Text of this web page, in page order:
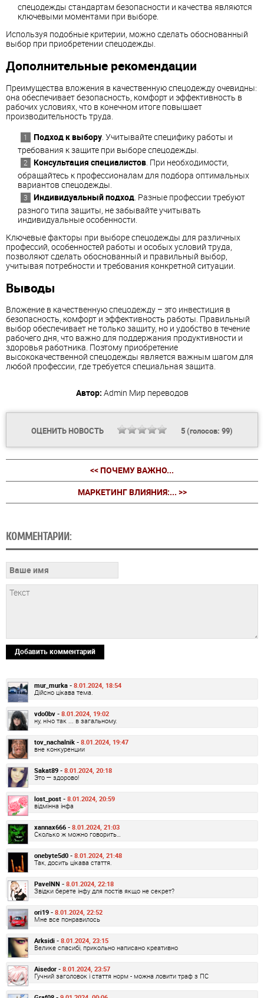
спецодежды стандартам безопасности и качества являются
ключевыми моментами при выборе.
Используя подобные критерии, можно сделать обоснованный
выбор при приобретении спецодежды.
Дополнительные рекомендации
Преимущества вложения в качественную спецодежду очевидны:
она обеспечивает безопасность, комфорт и эффективность в
рабочих условиях, что в конечном итоге повышает
производительность труда.
Подход к выбору . Учитывайте специфику работы и
требования к защите при выборе спецодежды.
Консультация специалистов . При необходимости,
обращайтесь к профессионалам для подбора оптимальных
вариантов спецодежды.
Индивидуальный подход . Разные профессии требуют
разного типа защиты, не забывайте учитывать
индивидуальные особенности.
Ключевые факторы при выборе спецодежды для различных
профессий, особенностей работы и особых условий труда,
позволяют сделать обоснованный и правильный выбор,
учитывая потребности и требования конкретной ситуации.
Выводы
Вложение в качественную спецодежду – это инвестиция в
безопасность, комфорт и эффективность работы. Правильный
выбор обеспечивает не только защиту, но и удобство в течение
рабочего дня, что важно для поддержания продуктивности и
здоровья работника. Поэтому приобретение
высококачественной спецодежды является важным шагом для
любой профессии, где требуется специальная защита.
Автор: Admin Мир переводов
ОЦЕНИТЬ НОВОСТЬ 5(голосов: 99)
<< ПОЧЕМУ ВАЖНО...
МАРКЕТИНГ ВЛИЯНИЯ:... >>
КОММЕНТАРИИ:
Добавить комментарий
mur_murka - 8.01.2024, 18:54
Дійсно цікава тема.
vdo0bv - 8.01.2024, 19:02
ну, нічо так ... в загальному.
tov_nachalnik - 8.01.2024, 19:47
вне конкуренции
Sakat89 - 8.01.2024, 20:18
Это — здорово!
lost_post - 8.01.2024, 20:59
відмінна інфа
xannax666 - 8.01.2024, 21:03
Сколько ж можно говорить…
onebyte5d0 - 8.01.2024, 21:48
Так, досить цікава стаття.
PavelNN - 8.01.2024, 22:18
Звідки берете інфу для постів якщо не секрет?
ori19 - 8.01.2024, 22:52
Мне все понравилось
Arksidi - 8.01.2024, 23:15
Велике спасибі, прикольно написано креативно
Aisedor - 8.01.2024, 23:57
Гучний заголовок і стаття норм - можна ловити траф з ПС